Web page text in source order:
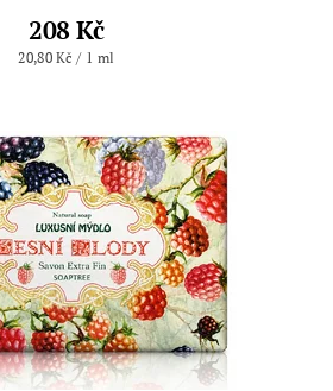
208 Kč
20,80 Kč / 1 ml